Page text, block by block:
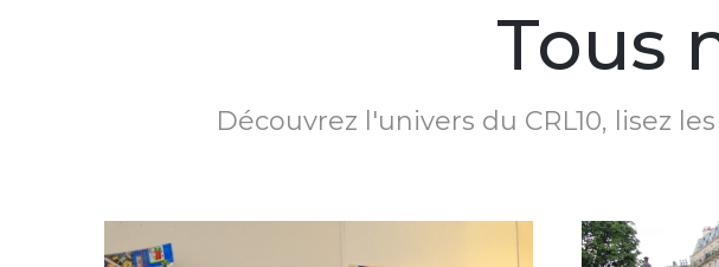
Tous
Découvrez l'univers du CRL10, lisez